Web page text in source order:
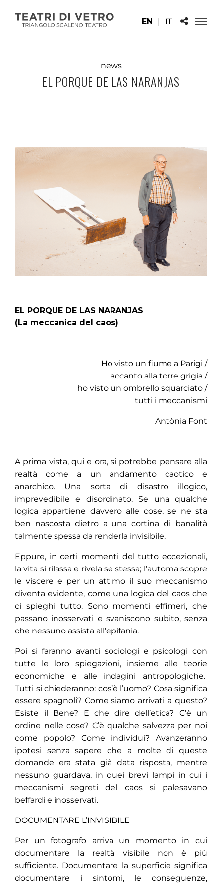
EN | IT
news
EL PORQUE DE LAS NARANJAS
EL PORQUE DE LAS NARANJAS
(La meccanica del caos)
Ho visto un fiume a Parigi /
accanto alla torre grigia /
ho visto un ombrello squarciato /
tutti i meccanismi
Antònia Font
A prima vista, qui e ora, si potrebbe pensare alla
realtà come a un andamento caotico e
anarchico. Una sorta di disastro illogico,
imprevedibile e disordinato. Se una qualche
logica appartiene davvero alle cose, se ne sta
ben nascosta dietro a una cortina di banalità
talmente spessa da renderla invisibile.
Eppure, in certi momenti del tutto eccezionali,
la vita si rilassa e rivela se stessa; l’automa scopre
le viscere e per un attimo il suo meccanismo
diventa evidente, come una logica del caos che
ci spieghi tutto. Sono momenti effimeri, che
passano inosservati e svaniscono subito, senza
che nessuno assista all’epifania.
Poi si faranno avanti sociologi e psicologi con
tutte le loro spiegazioni, insieme alle teorie
economiche e alle indagini antropologiche.
Tutti si chiederanno: cos’è l’uomo? Cosa significa
essere spagnoli? Come siamo arrivati ​​a questo?
Esiste il Bene? E che dire dell’etica? C’è un
ordine nelle cose? C’è qualche salvezza per noi
come popolo? Come individui? Avanzeranno
ipotesi senza sapere che a molte di queste
domande era stata già data risposta, mentre
nessuno guardava, in quei brevi lampi in cui i
meccanismi segreti del caos si palesavano
beffardi e inosservati.
DOCUMENTARE L’INVISIBILE
Per un fotografo arriva un momento in cui
documentare la realtà visibile non è più
sufficiente. Documentare la superficie significa
documentare i sintomi, le conseguenze,